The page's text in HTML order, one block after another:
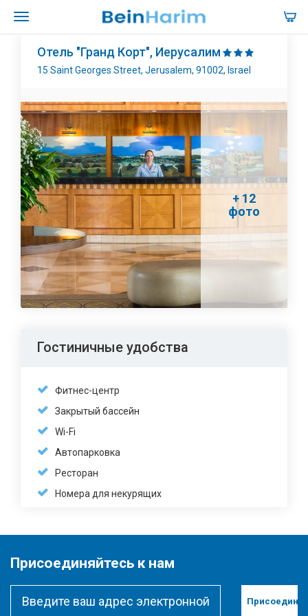
Отель "Гранд Корт", Иерусалим
15 Saint Georges Street, Jerusalem, 91002, Israel
+ 12
фото
Гостиничные удобства
Фитнес-центр
Закрытый бассейн
Wi-Fi
Автопарковка
Ресторан
Номера для некурящих
Присоединяйтесь к нам